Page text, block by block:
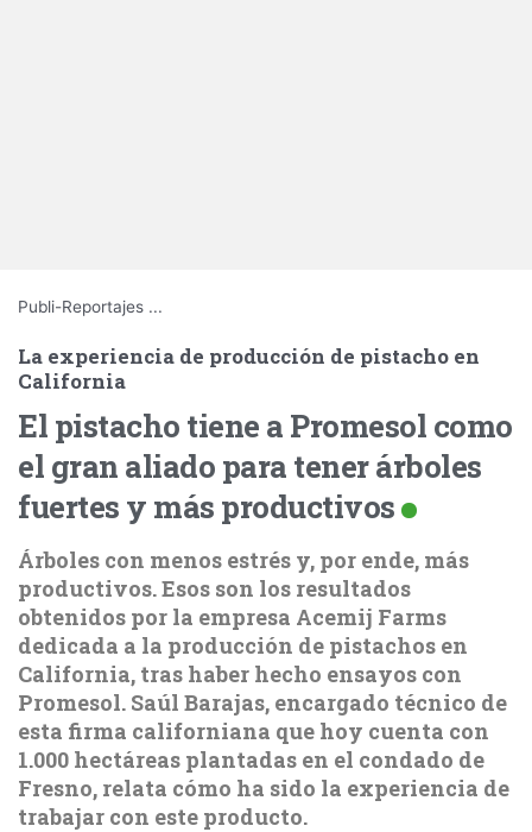
Publi-Reportajes ...
La experiencia de producción de pistacho en
California
El pistacho tiene a Promesol como
el gran aliado para tener árboles
fuertes y más productivos
Árboles con menos estrés y, por ende, más
productivos. Esos son los resultados
obtenidos por la empresa Acemij Farms
dedicada a la producción de pistachos en
California, tras haber hecho ensayos con
Promesol. Saúl Barajas, encargado técnico de
esta firma californiana que hoy cuenta con
1.000 hectáreas plantadas en el condado de
Fresno, relata cómo ha sido la experiencia de
trabajar con este producto.